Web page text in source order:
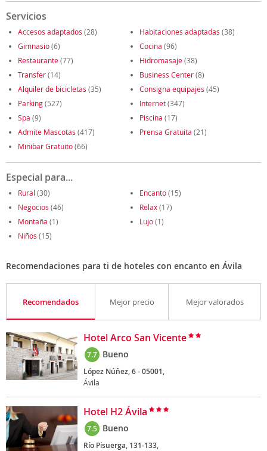
Servicios
Accesos adaptados (28) Habitaciones adaptadas (38)
Gimnasio(6) Cocina (96)
Restaurante(77) Hidromasaje(38)
Transfer(14) Business Center(8)
Alquiler de bicicletas (35) Consigna equipajes (45)
Parking(527) Internet(347)
Spa (9) Piscina (17)
Admite Mascotas (417) Prensa Gratuita (21)
Minibar Gratuito(66)
Especial para...
Rural (30) Encanto(15)
Negocios (46) Relax(17)
Montaña (1) Lujo(1)
Niños (15)
Recomendaciones para ti de hoteles con encanto en Ávila
Recomendados Mejor precio Mejor valorados
Hotel Arco San Vicente
7.7 Bueno
López Núñez, 6 - 05001,
Ávila
Hotel H2 Ávila
7.5 Bueno
Río Pisuerga, 131-133,